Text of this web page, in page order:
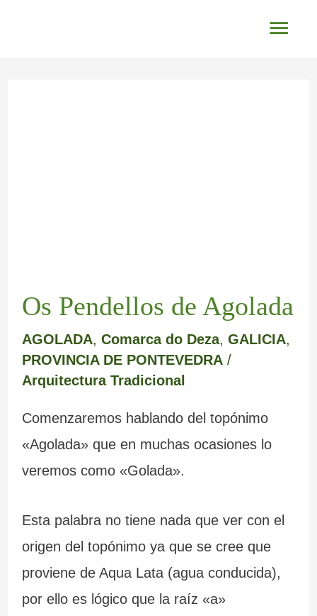
Os Pendellos de Agolada
AGOLADA, Comarca do Deza, GALICIA,
PROVINCIA DE PONTEVEDRA/
Arquitectura Tradicional
Comenzaremos hablando del topónimo
«Agolada» que en muchas ocasiones lo
veremos como «Golada».
Esta palabra no tiene nada que ver con el
origen del topónimo ya que se cree que
proviene de Aqua Lata (agua conducida),
por ello es lógico que la raíz «a»